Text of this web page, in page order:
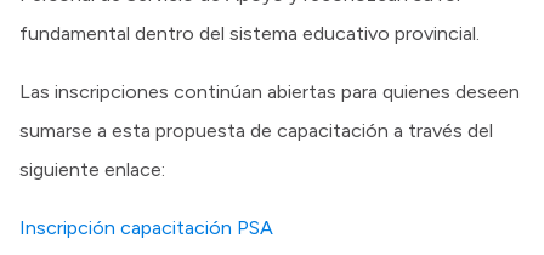
fundamental dentro del sistema educativo provincial.
Las inscripciones continúan abiertas para quienes deseen
sumarse a esta propuesta de capacitación a través del
siguiente enlace:
Inscripción capacitación PSA